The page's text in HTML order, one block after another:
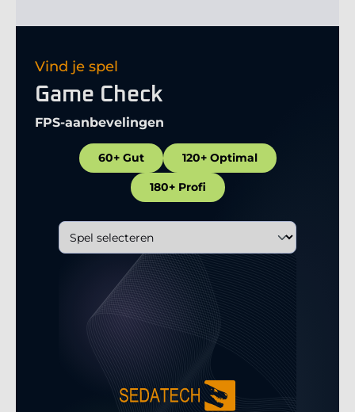
Vind je spel
Game Check
FPS-aanbevelingen
60+ Gut 120+ Optimal
180+ Profi